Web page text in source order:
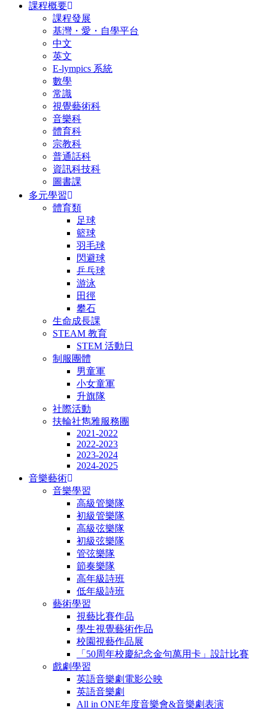
課程概要
課程發展
基灣・愛・自學平台
中文
英文
E-lympics 系統
數學
常識
視覺藝術科
音樂科
體育科
宗教科
普通話科
資訊科技科
圖書課
多元學習
體育類
足球
籃球
羽毛球
閃避球
乒乓球
游泳
田徑
攀石
生命成長課
STEAM 教育
STEM 活動日
制服團體
男童軍
小女童軍
升旗隊
社際活動
扶輪社雋雅服務團
2021-2022
2022-2023
2023-2024
2024-2025
音樂藝術
音樂學習
高級管樂隊
初級管樂隊
高級弦樂隊
初級弦樂隊
管弦樂隊
節奏樂隊
高年級詩班
低年級詩班
藝術學習
視藝比賽作品
學生視覺藝術作品
校園視藝作品展
「50周年校慶紀念金句萬用卡」設計比賽
戲劇學習
英語音樂劇電影公映
英語音樂劇
All in ONE年度音樂會&音樂劇表演